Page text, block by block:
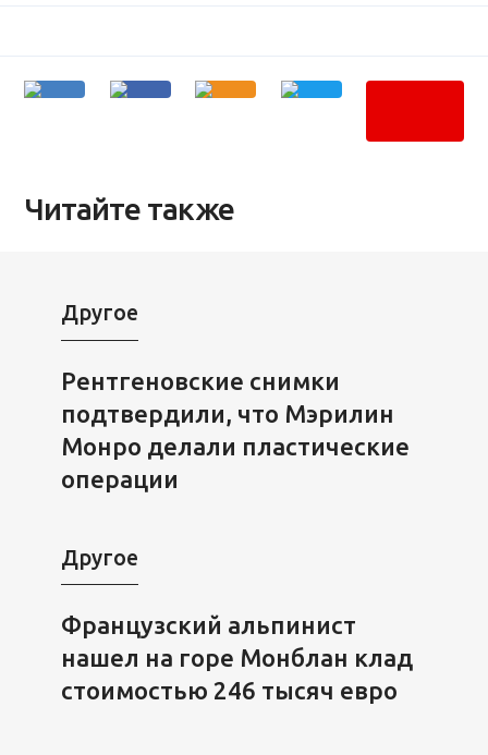
Читайте также
Другое
Рентгеновские снимки
подтвердили, что Мэрилин
Монро делали пластические
операции
Другое
Французский альпинист
нашел на горе Монблан клад
стоимостью 246 тысяч евро